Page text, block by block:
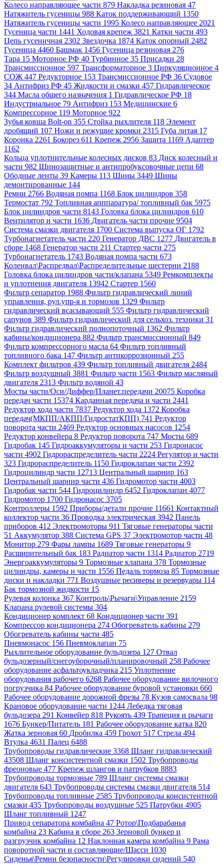
Колесо направляющее части 879 Накладка резиновая 47
Натяжитель гусеницы 988 Каток поддерживающий 1350
Натяжитель гусеницы части 1995 Колесо направляющее 2021
Гусеница части 1441 Ходовая крепеж 3821 Катки части 493
Цепь гусеничная 2302 Звездочка 1874 Каток опорный 2482
Гусеница 4460 Башмак 1456 Гусеница резиновая 276
Тара 15 Моторное РФ 40 Турбинное 35 Присадки 28
Трансмиссионное 597 Трансформаторное 3 Циркуляционное 4
СОЖ 447 Редукторное 153 Трансмиссионное РФ 36 Судовое
34 Антифриз РФ 45 Жидкости и смазки 457 Гидравлическое
344 Масла общего назначения 1 Гидравлическое РФ 18
Индустриальное 79 Антифриз 153 Медицинские 6
Компрессорное 119 Моторное 922
Зубья ковша Bolt-on 355 Стойка рыхлителя 118 Элемент
дробящий 107 Ножи и режущие кромки 2315 Губа литая 17
Коронка 2261 Бокорез 611 Крепеж 2956 Защита 1169 Адаптер
1162
Кольца уплотнительные колесных дисков 83 Диск колесный и
части 982 Шинозащитные и антипробуксовочные цепи 68
Ободные ленты 39 Камеры 113 Шины 3449 Шины
демонтированные 144
Ремни 2766 Водяная помпа 1168 Блок цилиндров 358
Термостат 792 Топливная апппаратура/ топливный бак 5975
Блок цилиндров части 8143 Головка блока цилиндров 610
Вентилятор и части 1636 Двигатель части прочие 9504
Система смазки двигателя 1700 Система выпуска ОГ 1792
Турбонагнетатель части 220 Генератор ДВС 1277 Двигатель в
сборе 1468 Генератор части 211 Стартер части 275
Турбонагнетатель 1743 Водяная помпа части 673
Коленвал\Распредвал\Распределительные шестерни 2188
Головка блока цилиндров части/клапана 5349 Ремкомплекты
и уплотнения двигателя 13942 Стартер 1560
Фильтр сепаратор 1988 Фильтр гидравлический линий
управления, рул.упр-я и тормозов 1329 Фильтр
гидравлический всасывающий 555 Фильтр гидравлический
сапунов 389 Фильтр гидравлический для сельхоз. техники 31
Фильтр гидравлический полнопоточный 1362 Фильтр
кабины/кондиционера 882 Фильтр трансмиссионный 849
Фильтр компрессорного масла 64 Фильтр топливный
топливного бака 147 Фильтр антикоррозионный 255
Комплект фильтров 439 Фильтр топливный двигателя 2484
Фильтр воздушный 3881 Фильтр части 1563 Фильтр масляный
двигателя 2313 Фильтр водяной 43
Мосты части/Оси/Диффер/Планет.передачи 20075 Коробка
передач части 15374 Карданная передача и части 2441
Редуктор хода части 7837 Редуктор хода 1372 Коробка
передач(МКПП/АКПП/ГидростатКПП) 741 Редуктор
поворота части 2469 Редуктор основных насосов 1254
Редуктор конвейера 8 Редуктор поворота 747 Мосты 689
Гидробак 145 Гидроаккумуляторы и части 253 Гидронасос
части 4902 Гидрораспределитель части 2224 Регулятор и части
323 Гидрораспределитель 1150 Гидроклапан части 2392
Гидроцилиндр части 12713 Центральный шарнир 163
Центральный шарнир части 436 Гидромотор части 4003
Гидробак части 544 Гидроцилиндр 6452 Гидроклапан 4077
Гидромотор 1700 Гидронасос 3705
Контроллеры 1592 Приборы/детали прочие 11661 Контактный
коллектор части 36 Проводка электрическая 3942 Панель
приборов 412 Электромоторы 911 Тяговые генераторы части
51 Аккумулятор 388 Система GPS 37 Электромотор части 48
Монитор 279 Фары лампы 1689 Тяговые генераторы 9
Расширительный бак 183 Радиатор части 1314 Радиатор 2719
Энергоаккумуляторы 9 Тормозные клапана 378 Тормозные
цилиндры, камеры и части 1556 Педаль тормоза 85 Тормозные
диски и накладки 771 Воздушные ресиверы и резервуары 114
Бак тормозной жидкости 15
Рулевая колонка 367 Контроль\Рычаги\Управление 2159
Клапана рулевой системы 304
Кондиционер комплект 68 Кондиционер части 391
Компрессор кондиционера 274 Обогреватель кабины 279
Обогреватель кабины части 485
Пневмонасос 156 Пневмоклапан 75
Рыхлительное оборудование бульдозера 127 Отвал
бульдозерный/снегоуборочный/планировочный 258 Рабочее
оборудование асфальтоукладчика 215 Уплотнение
оборудования рабочего 6268 Рабочее оборудование вилочного
погрузчика 84 Рабочее оборудование буровой установки 660
Рабочее оборудование дорожной фрезы 78 Кузов самосвала 98
Крановое оборудование части 1244 Лебедка тяговая
бульдозера 291 Конвейер 818 Рукоять 439 Трапеция и рычаги
1676 Бункер/Питатель 181 Рабочее оборудование катка 820
Жатка зерновая 60 Дробилка 459 Грохот 517 Стрела 494
Втулка 4631 Палец 6488
Трубопроводы гидравлические 3368 Шланг гидравлический
43508 Шланг консистентной смазки 1502 Трубопроводы
фреоновые 477 Крепеж шлангов и патрубков 8883
Трубопроводы тормозные 789 Шланг системы смазки
двигателя 643 Трубопроводы системы смазки двигателя 514
Трубопроводы топливные 2585 Трубопроводы консистентной
смазки 435 Трубопроводы воздушные 525 Патрубки 4905
Шланг топливный 1247
Привод сепаратора комбайна 47 Ротор\Подбарабанья
комбайна 23 Кабина в сборе 263 Зерновой бункер и
разгрузчик комбайна 12 Наклонная камера комбайна 9 Рама
поворотной части и составляющие/Шасси 1030
Сиденья\Ремни безопасности\Регулировки сидений 540